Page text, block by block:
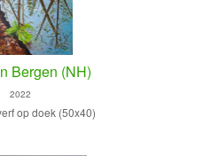
Bergen (NH)
2022
op doek (50x40)